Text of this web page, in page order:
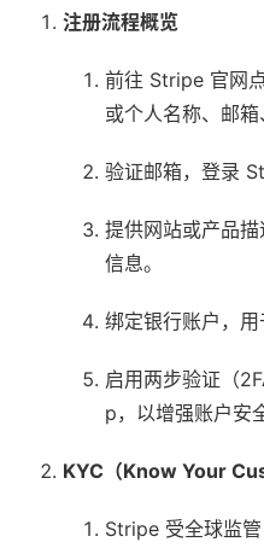
注册流程概览
前往 Stripe 官网
或个人名称、邮箱
验证邮箱，登录
提供网站或产品
信息。
绑定银行账户，用
启用两步验证（
p，以增强账户安
KYC（Know Your
Stripe 受全球监